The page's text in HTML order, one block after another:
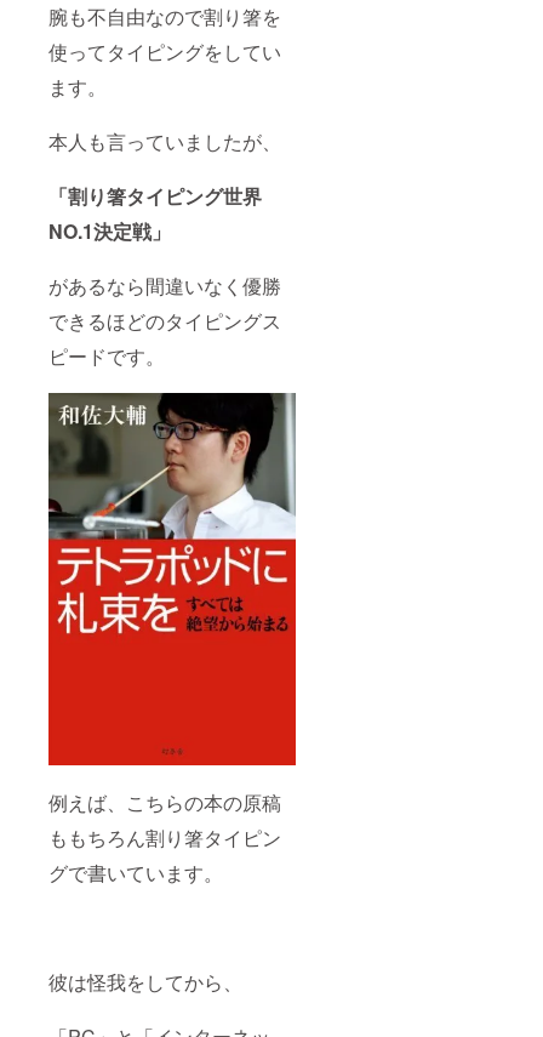
腕も不自由なので割り箸を
使ってタイピングをしてい
ます。
本人も言っていましたが、
「割り箸タイピング世界
NO.1決定戦」
があるなら間違いなく優勝
できるほどのタイピングス
ピードです。
例えば、こちらの本の原稿
ももちろん割り箸タイピン
グで書いています。
彼は怪我をしてから、